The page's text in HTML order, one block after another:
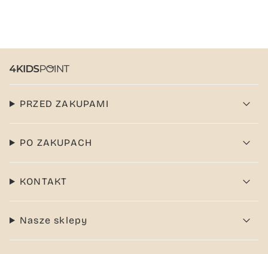
PRZED ZAKUPAMI
PO ZAKUPACH
KONTAKT
Nasze sklepy